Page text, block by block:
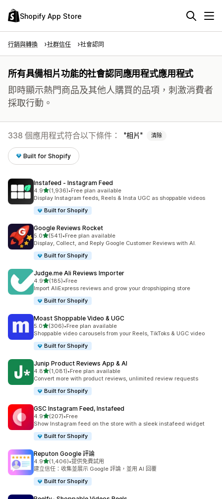
Shopify App Store
行銷與轉換 社群信任 社會認同
所有具備相片功能的社會認同應用程式應用程式
即時顯示熱門商品及其他人購買的品項，刺激消費者
採取行動。
338 個應用程式符合以下條件： 相片 清除
Built for Shopify
Instafeed ‑ Instagram Feed
4.9滿分 5 顆星
(1,936)
共有 1936 則評價
•Free plan available
Display Instagram feeds, Reels & Insta UGC as shoppable videos
Built for Shopify
Google Reviews Rocket
5.0滿分 5 顆星
(541)
共有 541 則評價
•Free plan available
Display, Collect, and Reply Google Customer Reviews with AI.
Built for Shopify
Judge.me Ali Reviews Importer
4.9滿分 5 顆星
(185)
共有 185 則評價
•Free
Import AliExpress reviews and grow your dropshipping store
Built for Shopify
Moast Shoppable Video & UGC
5.0滿分 5 顆星
(306)
共有 306 則評價
•Free plan available
Shoppable video carousels from your Reels, TikToks & UGC video
Built for Shopify
Junip Product Reviews App & AI
4.8滿分 5 顆星
(1,081)
共有 1081 則評價
•Free plan available
Convert more with product reviews, unlimited review requests
Built for Shopify
GSC Instagram Feed, Instafeed
4.9滿分 5 顆星
(207)
共有 207 則評價
•Free
Show Instagram feed on the store with a sleek instafeed widget
Built for Shopify
Reputon Google 評論
4.9滿分 5 顆星
(1,406)
共有 1406 則評價
•提供免費試用
建立信任：收集並展示 Google 評論，並用 AI 回覆
Built for Shopify